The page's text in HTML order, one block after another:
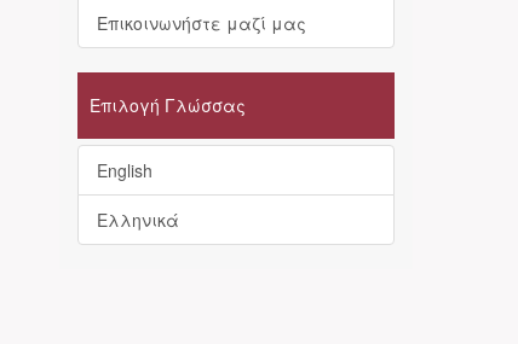
Επικοινωνήστε μαζί μας
Επιλογή Γλώσσας
English
Ελληνικά